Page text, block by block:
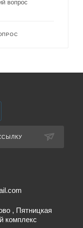
вопрос
, Пятницкая
комплекс